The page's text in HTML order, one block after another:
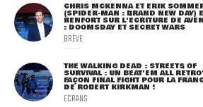
CHRIS MCKENNA ET ERIK
(SPIDER-MAN : BRAND NEW DAY)
RENFORT SUR L'ÉCRITURE DE
: DOOMSDAY ET SECRET WARS
BRÈVE
THE WALKING DEAD : STREETS OF
SURVIVAL : UN BEAT'EM ALL RÉTRO'
FAÇON FINAL FIGHT POUR LA
DE ROBERT KIRKMAN !
ECRANS